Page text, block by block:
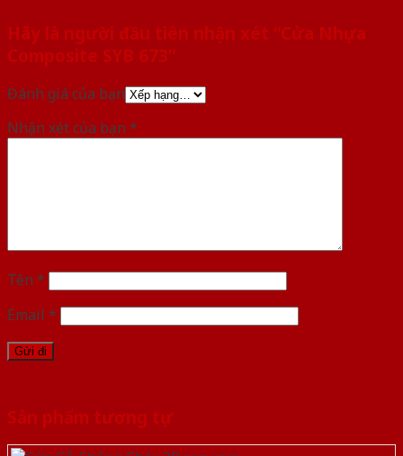
Hãy là người đầu tiên nhận xét “Cửa Nhựa
Composite SYB 673”
Đánh giá của bạn
Nhận xét của bạn *
Tên *
Email *
Sản phẩm tương tự